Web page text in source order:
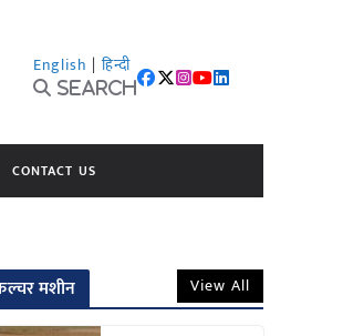
English | हिन्दी
Search
CONTACT US
मशीन View All